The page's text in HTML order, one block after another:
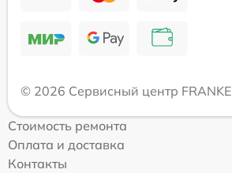
© 2026 Сервисный центр FRANKE
Стоимость ремонта
Оплата и доставка
Контакты